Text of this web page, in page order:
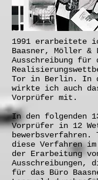
1991 erarbeitete
Baasner, Möller &
Ausschreibung für
Tor in Berlin. In
wirkte ich auch
Vorprüfer mit.
In den folgenden
Vorprüfer in 12
bewerbsverfahren.
diese Verfahren im
der Erarbeitung
Ausschreibungen,
für das Büro